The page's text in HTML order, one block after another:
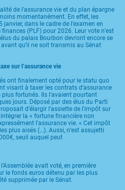
de l’assurance vie et du plan épargne
momentanément. En effet, les
dans le cadre de l’examen en
(PLF) pour 2026. Leur vote n’est
du palais Bourbon devront encore se
qu’il ne soit transmis au Sénat
sur l’assurance vie
ont finalement opté pour le statu quo
visant à taxer les contrats d’assurance
plus fortunés. Ils l'avaient pourtant
jours. Déposé par des élus du Parti
d’élargir l’assiette de l’impôt sur
la « fortune financière non
l’assurance vie. « Cet impôt
plus aisés (…). Aussi, n’est assujetti
seuil auquel peut
avait voté, en première
le fonds euros détenu par les plus
supprimée par le Sénat.